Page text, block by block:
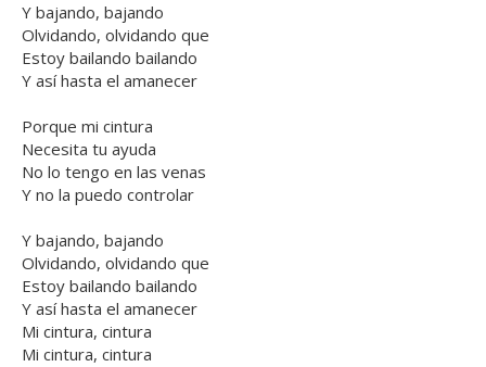
Y bajando, bajando
Olvidando, olvidando que
Estoy bailando bailando
Y así hasta el amanecer
Porque mi cintura
Necesita tu ayuda
No lo tengo en las venas
Y no la puedo controlar
Y bajando, bajando
Olvidando, olvidando que
Estoy bailando bailando
Y así hasta el amanecer
Mi cintura, cintura
Mi cintura, cintura